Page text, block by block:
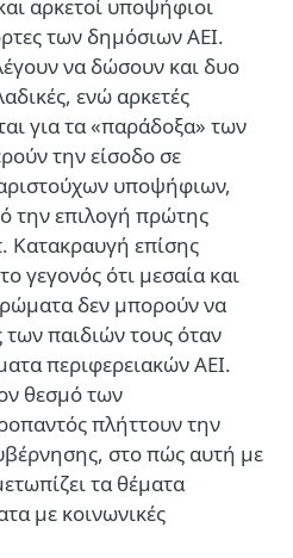
αρκετοί υποψήφιοι
των δημόσιων ΑΕΙ.
να δώσουν και δυο
ενώ αρκετές
για τα «παράδοξα» των
την είσοδο σε
υποψήφιων,
την επιλογή πρώτης
Κατακραυγή επίσης
γεγονός ότι μεσαία και
δεν μπορούν να
των παιδιών τους όταν
περιφερειακών ΑΕΙ.
θεσμό των
πλήττουν την
στο πώς αυτή με
τα θέματα
με κοινωνικές